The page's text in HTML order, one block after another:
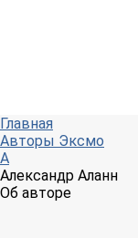
Главная
Авторы Эксмо
А
Александр Аланн
Об авторе